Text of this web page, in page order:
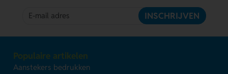
INSCHRIJVEN
Populaire artikelen
Aanstekers bedrukken